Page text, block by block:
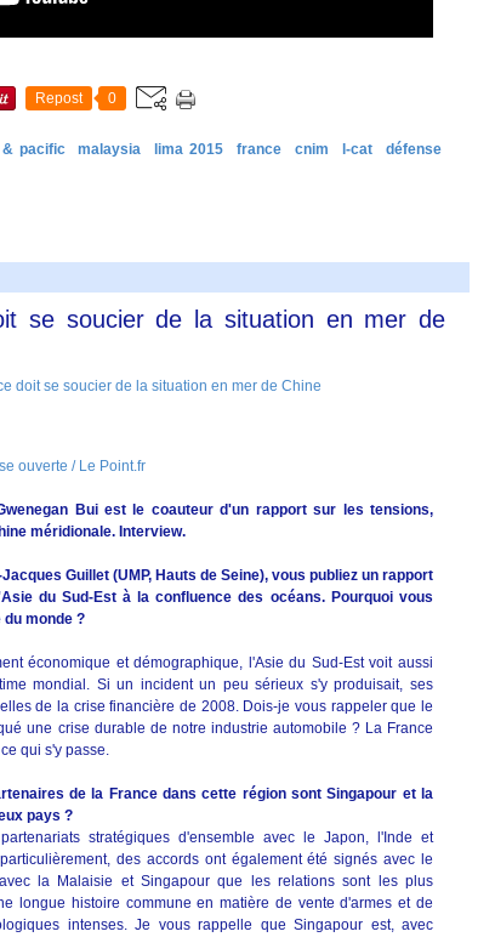
Repost 0
pacific malaysia lima 2015 france cnim l-cat
défense
se soucier de la situation en mer de
ouverte / Le Point.fr
Bui est le coauteur d'un rapport sur les tensions,
méridionale. Interview.
Guillet (UMP, Hauts de Seine), vous publiez un rapport
du Sud-Est à la confluence des océans. Pourquoi vous
monde ?
économique et démographique, l'Asie du Sud-Est voit aussi
mondial. Si un incident un peu sérieux s'y produisait, ses
de la crise financière de 2008. Dois-je vous rappeler que le
une crise durable de notre industrie automobile ? La France
qui s'y passe.
de la France dans cette région sont Singapour et la
pays ?
stratégiques d'ensemble avec le Japon, l'Inde et
des accords ont également été signés avec le
la Malaisie et Singapour que les relations sont les plus
longue histoire commune en matière de vente d'armes et de
intenses. Je vous rappelle que Singapour est, avec